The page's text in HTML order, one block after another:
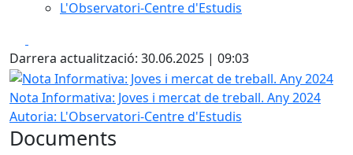
L'Observatori-Centre d'Estudis
Darrera actualització: 30.06.2025 | 09:03
Nota Informativa: Joves i mercat de treball. Any 2024
Nota Informativa: Joves i mercat de treball. Any 2024
Autoria: L'Observatori-Centre d'Estudis
Documents